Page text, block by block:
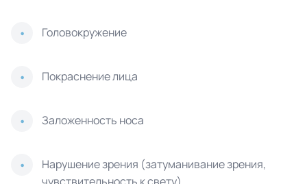
Головокружение
Покраснение лица
Заложенность носа
Нарушение зрения (затуманивание зрения,